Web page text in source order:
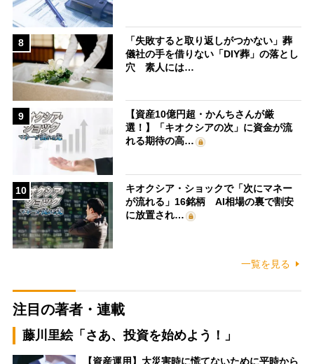
8
「失敗すると取り返しがつかない」葬
儀社の手を借りない「DIY葬」の落とし
穴 素人には…
9
【資産10億円超・かんちさんが厳
選！】「キオクシアの次」に資金が流
れる期待の高…
10
キオクシア・ショックで「次にマネー
が流れる」16銘柄 AI相場の裏で割安
に放置され…
一覧を見る
注目の著者・連載
藤川里絵「さあ、投資を始めよう！」
【資産運用】大災害時に慌てないために平時から